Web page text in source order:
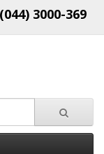
(044) 3000-369